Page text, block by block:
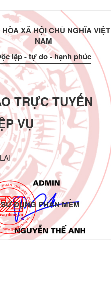
XÃ HỘI CHỦ NGHĨA VIỆT
NAM
lập - tự do - hạnh phúc
TRỰC TUYẾN
VỤ
DỤNG PHẦN MỀM